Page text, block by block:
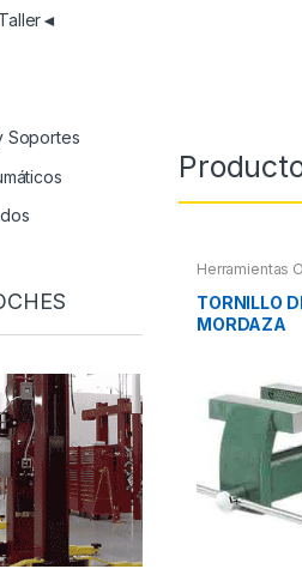
Herramientas
TORNILLO
MORDAZA
Soportes